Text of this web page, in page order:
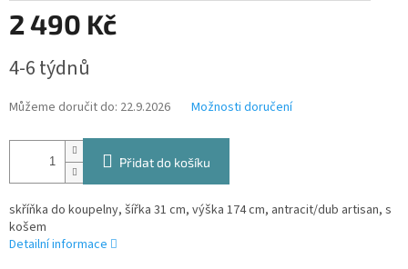
2 490 Kč
cena:
4-6 týdnů
Můžeme doručit do: 22.9.2026 Možnosti doručení
Přidat do košíku
skříňka do koupelny, šířka 31 cm, výška 174 cm, antracit/dub artisan, s
košem
Detailní informace